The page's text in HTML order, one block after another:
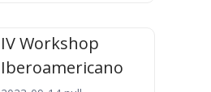
IV Workshop
Iberoamericano